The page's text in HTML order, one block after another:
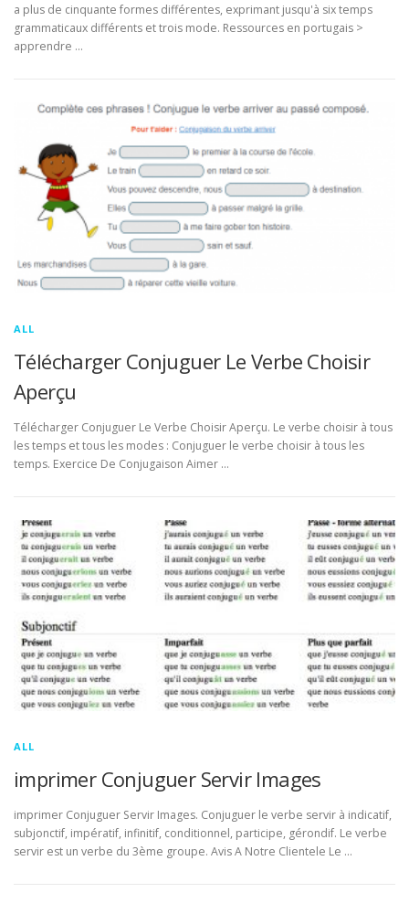
a plus de cinquante formes différentes, exprimant jusqu'à six temps
grammaticaux différents et trois mode. Ressources en portugais >
apprendre …
ALL
Télécharger Conjuguer Le Verbe Choisir
Aperçu
Télécharger Conjuguer Le Verbe Choisir Aperçu. Le verbe choisir à tous
les temps et tous les modes : Conjuguer le verbe choisir à tous les
temps. Exercice De Conjugaison Aimer …
ALL
imprimer Conjuguer Servir Images
imprimer Conjuguer Servir Images. Conjuguer le verbe servir à indicatif,
subjonctif, impératif, infinitif, conditionnel, participe, gérondif. Le verbe
servir est un verbe du 3ème groupe. Avis A Notre Clientele Le …